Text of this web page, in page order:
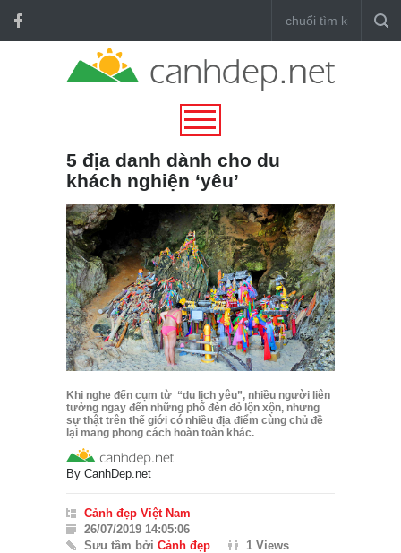
5 địa danh dành cho du
khách nghiện ‘yêu’
Khi nghe đến cụm từ “du lịch yêu”, nhiều người liên
tưởng ngay đến những phố đèn đỏ lộn xộn, nhưng
sự thật trên thế giới có nhiều địa điểm cùng chủ đề
lại mang phong cách hoàn toàn khác.
By CanhDep.net
Cảnh đẹp Việt Nam
26/07/2019 14:05:06
Sưu tầm bởi Cảnh đẹp 1 Views